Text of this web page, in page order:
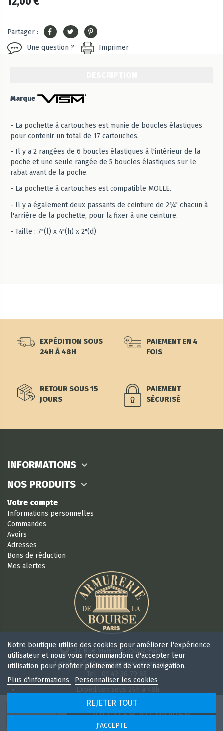
AJOUTER AU PANIER
Partager :
Une question ?
Imprimer
Marque
- La pochette à cartouches est munie de boucles élastiques
pour contenir un total de 17 cartouches.
- Il y a 2 rangées de 6 boucles élastiques à l'intérieur de la
poche et une seule rangée de 5 boucles élastiques sur le
rabat avant de la poche.
- La pochette à cartouches est compatible MOLLE.
- Il y a également deux passants de ceinture de 2¼" chacun à
l'arrière de la pochette, pour la fixer à une ceinture.
- Taille : 7"(l) x 4"(h) x 2"(d)
EXPÉDITION SOUS
24H À 48H
PAIEMENT EN 4
FOIS
RETOUR SOUS 15
JOURS
PAIEMENT
SÉCURISÉ
INFORMATIONS
NOS PRODUITS
Votre compte
Informations personnelles
Commandes
Avoirs
Adresses
Bons de réduction
Mes alertes
37 Rue Vivienne, 75002 Paris
Email : info@armureriedelabourse.com
Retour sous 15 jours
Notre boutique utilise des cookies pour améliorer l'expérience
utilisateur et nous vous recommandons d'accepter leur
utilisation pour profiter pleinement de votre navigation.
Plus d'informations
Personnaliser les cookies
REJETER TOUT
J'ACCEPTE